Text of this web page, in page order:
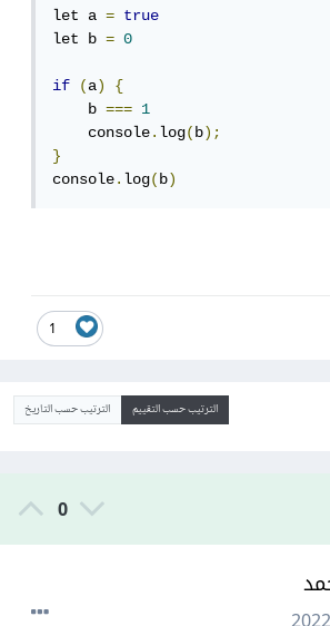
let a =
true
let b = 0
if (a)
{
    b
===
1
    console
.log(b);
}
console.log(b)
1
الترتيب حسب التقييم الترتيب حسب التاريخ
0